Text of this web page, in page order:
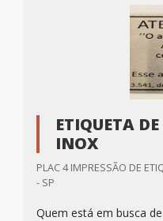
ETIQUETA
INOX
PLAC 4 IMPRESSÃO DE
- SP
Quem está em busca